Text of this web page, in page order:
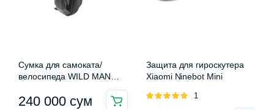
Сумка для самоката/
велосипеда WILD MAN
Bicycle Handlebar Bag GD9
PLUS
240 000 сум
Защита для гироскутера
Xiaomi Ninebot Mini
Оценка
1